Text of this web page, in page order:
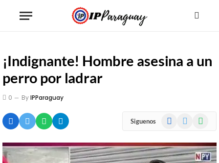
¡Indignante! Hombre asesina a un
perro por ladrar
0 ByIPParaguay
Siguenos Facebook